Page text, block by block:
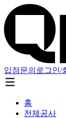
입점문의 로그인/
홈
전체공사